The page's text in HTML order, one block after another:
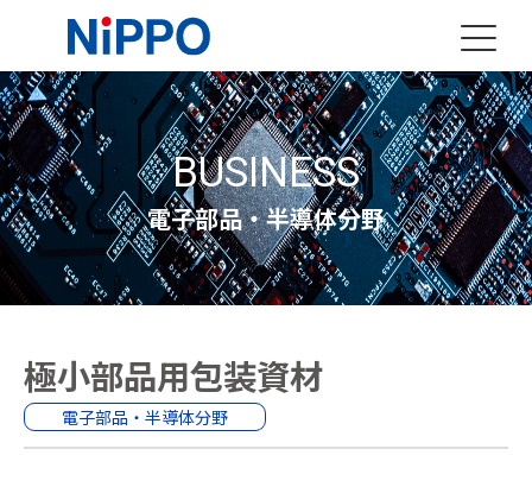
BUSINESS
電子部品・半導体分野
極小部品用包装資材
電子部品・半導体分野